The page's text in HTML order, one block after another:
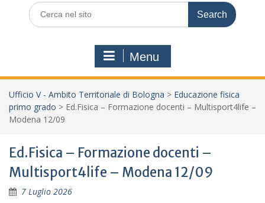
Search
for:
Menu
Ufficio V - Ambito Territoriale di Bologna > Educazione fisica
primo grado > Ed.Fisica – Formazione docenti – Multisport4life –
Modena 12/09
Ed.Fisica – Formazione docenti –
Multisport4life – Modena 12/09
7 Luglio 2026